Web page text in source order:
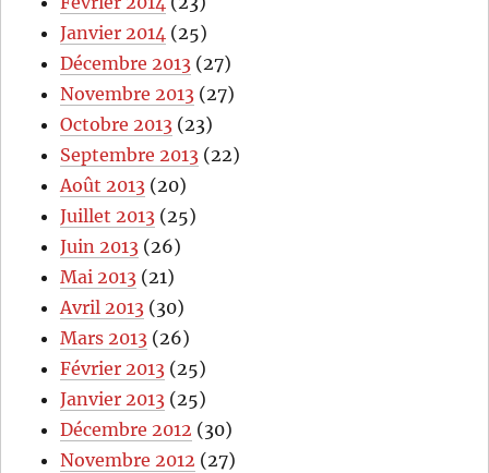
Janvier 2014 (25)
Décembre 2013 (27)
Novembre 2013 (27)
Octobre 2013 (23)
Septembre 2013 (22)
Août 2013 (20)
Juillet 2013 (25)
Juin 2013 (26)
Mai 2013 (21)
Avril 2013 (30)
Mars 2013 (26)
Février 2013 (25)
Janvier 2013 (25)
Décembre 2012 (30)
Novembre 2012 (27)